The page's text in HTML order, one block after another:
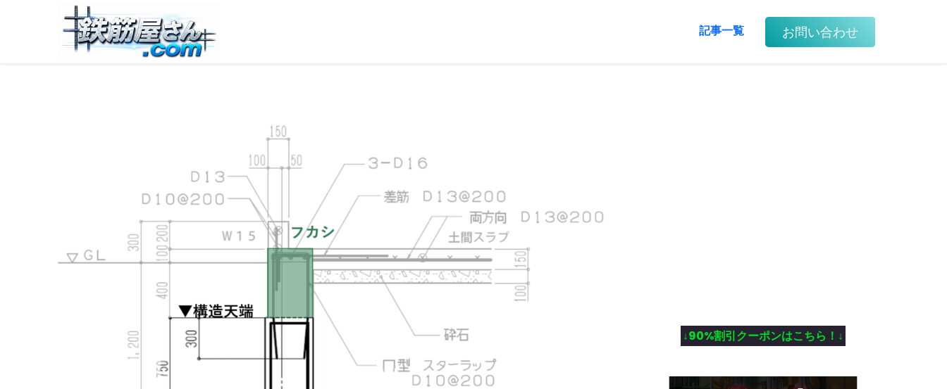
記事一覧 お問い合わせ
↓90%割引クーポンはこちら！↓